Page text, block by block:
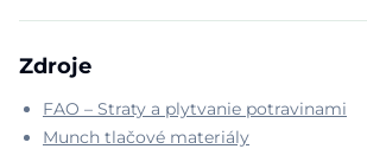
Zdroje
FAO – Straty a plytvanie potravinami
Munch tlačové materiály